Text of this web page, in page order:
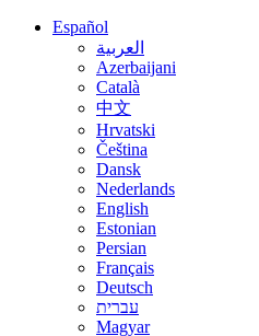
Español
العربية
Azerbaijani
Català
中文
Hrvatski
Čeština
Dansk
Nederlands
English
Estonian
Persian
Français
Deutsch
עברית
Magyar